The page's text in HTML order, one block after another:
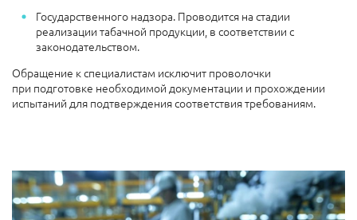
Государственного надзора. Проводится на стадии
реализации табачной продукции, в соответствии с
законодательством.
Обращение к специалистам исключит проволочки
при подготовке необходимой документации и прохождении
испытаний для подтверждения соответствия требованиям.